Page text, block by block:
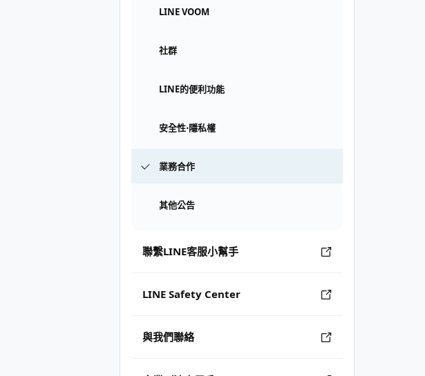
LINE VOOM
社群
LINE的便利功能
安全性⋅隱私權
業務合作
其他公告
聯繫LINE客服小幫手
LINE Safety Center
與我們聯絡